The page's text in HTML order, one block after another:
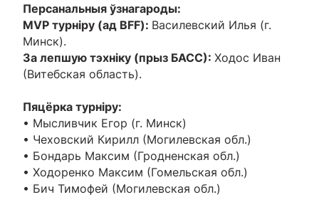
Персанальныя ўзнагароды:
MVP турніру (ад BFF): Василевский Илья (г.
Минск).
За лепшую тэхніку (прыз БАСС): Ходос Иван
(Витебская область).
Пяцёрка турніру:
• Мысливчик Егор (г. Минск)
• Чеховский Кирилл (Могилевская обл.)
• Бондарь Максим (Гродненская обл.)
• Ходоренко Максим (Гомельская обл.)
• Бич Тимофей (Могилевская обл.)